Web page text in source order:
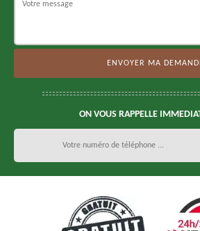
ON VOUS RAPPELLE